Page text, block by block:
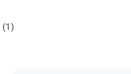
(1)